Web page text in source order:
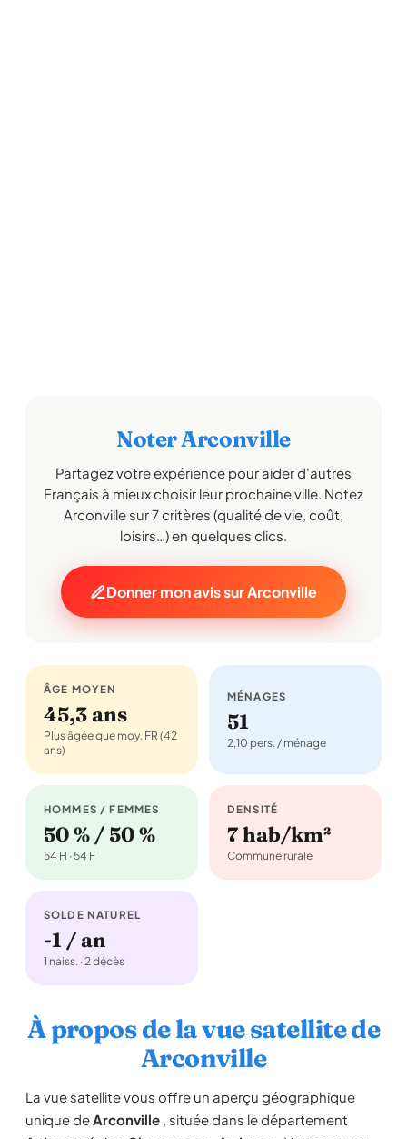
Noter Arconville
Partagez votre expérience pour aider d'autres
Français à mieux choisir leur prochaine ville. Notez
Arconville sur 7 critères (qualité de vie, coût,
loisirs…) en quelques clics.
Donner mon avis sur Arconville
ÂGE MOYEN
45,3 ans
Plus âgée que moy. FR (42
ans)
MÉNAGES
51
2,10 pers. / ménage
HOMMES / FEMMES
50 % / 50 %
54 H · 54 F
DENSITÉ
7 hab/km²
Commune rurale
SOLDE NATUREL
-1 / an
1 naiss. · 2 décès
À propos de la vue satellite de
Arconville
La vue satellite vous offre un aperçu géographique
unique deArconville , située dans le département